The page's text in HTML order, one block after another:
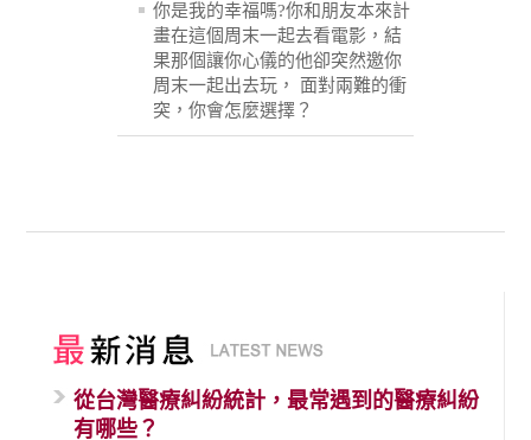
你是我的幸福嗎?你和朋友本來計
畫在這個周末一起去看電影，結
果那個讓你心儀的他卻突然邀你
周末一起出去玩， 面對兩難的衝
突，你會怎麼選擇？
從台灣醫療糾紛統計，最常遇到的醫療糾紛
有哪些？